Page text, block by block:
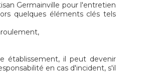
Germainville pour l'entretien
quelques éléments clés tels
établissement, il peut devenir
en cas d'incident, s'il